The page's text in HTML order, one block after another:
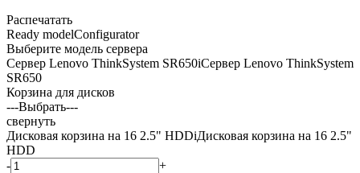
Распечатать
Ready modelConfigurator
Выберите модель сервера
Сервер Lenovo ThinkSystem SR650iСервер Lenovo ThinkSystem
SR650
Корзина для дисков
---Выбрать---
свернуть
Дисковая корзина на 16 2.5" HDDiДисковая корзина на 16 2.5"
HDD
-
+